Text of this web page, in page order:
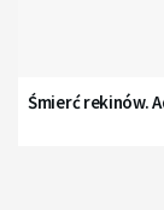
Śmierć rekinów.